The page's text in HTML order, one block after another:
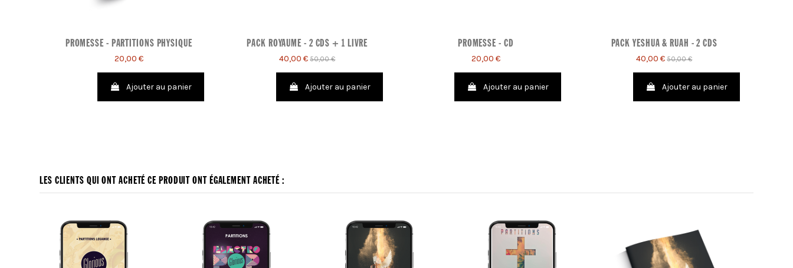
PROMESSE - PARTITIONS PHYSIQUE
20,00 €
Ajouter au panier
PACK ROYAUME - 2 CDS + 1 LIVRE
40,00 €50,00 €
Ajouter au panier
PROMESSE - CD
20,00 €
Ajouter au panier
PACK YESHUA & RUAH - 2 CDS
40,00 €50,00 €
Ajouter au panier
LES CLIENTS QUI ONT ACHETÉ CE PRODUIT ONT ÉGALEMENT ACHETÉ :